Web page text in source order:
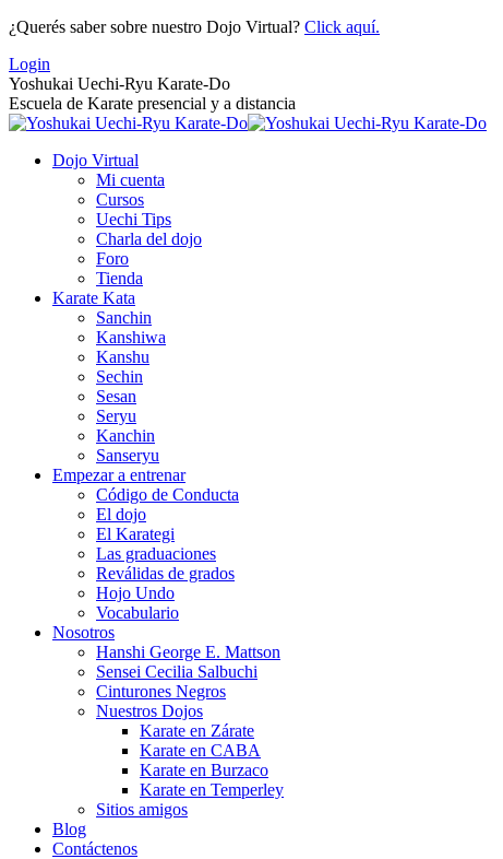
Saltar
contenido
¿Querés saber sobre nuestro Dojo Virtual? Click aquí.
Login
Yoshukai Uechi-Ryu Karate-Do
Escuela de Karate presencial y a distancia
Dojo Virtual
Mi cuenta
Cursos
Uechi Tips
Charla del dojo
Foro
Tienda
Karate Kata
Sanchin
Kanshiwa
Kanshu
Sechin
Sesan
Seryu
Kanchin
Sanseryu
Empezar a entrenar
Código de Conducta
El dojo
El Karategi
Las graduaciones
Reválidas de grados
Hojo Undo
Vocabulario
Nosotros
Hanshi George E. Mattson
Sensei Cecilia Salbuchi
Cinturones Negros
Nuestros Dojos
Karate en Zárate
Karate en CABA
Karate en Burzaco
Karate en Temperley
Sitios amigos
Blog
Contáctenos